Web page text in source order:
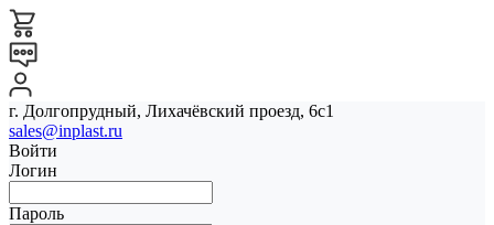
г. Долгопрудный, Лихачёвский проезд, 6с1
sales@inplast.ru
Войти
Логин
Пароль